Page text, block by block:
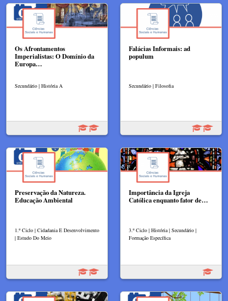
Os Afrontamentos
Imperialistas: O Domínio da
Europa…
Secundário | História A
Falácias Informais: ad
populum
Secundário | Filosofia
Preservação da Natureza.
Educação Ambiental
1.º Ciclo | Cidadania E Desenvolvimento
| Estudo Do Meio
Importância da Igreja
Católica enquanto fator de…
3.º Ciclo | História | Secundário |
Formação Específica